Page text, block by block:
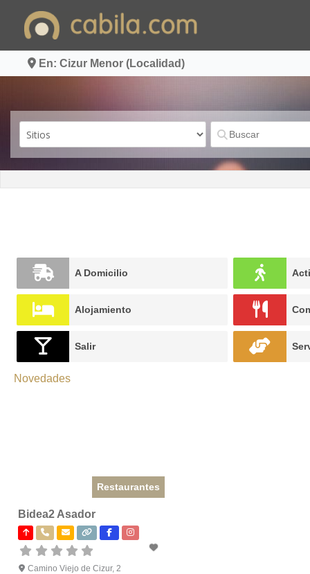
En: Cizur Menor (Localidad)
A Domicilio
Alojamiento
Salir
Novedades
Restaurantes
Bidea2 Asador
Camino Viejo de Cizur, 2